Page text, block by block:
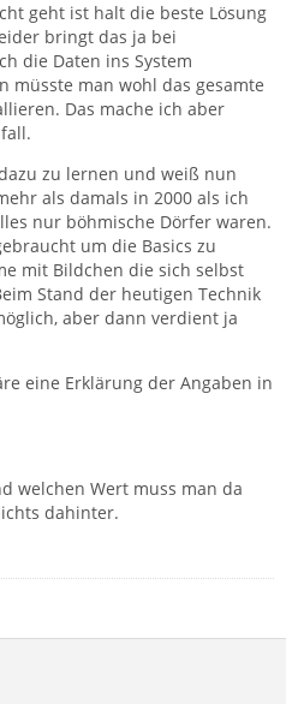
geht ist halt die beste Lösung
bringt das ja bei
die Daten ins System
müsste man wohl das gesamte
Das mache ich aber
zu lernen und weiß nun
als damals in 2000 als ich
nur böhmische Dörfer waren.
um die Basics zu
mit Bildchen die sich selbst
Stand der heutigen Technik
aber dann verdient ja
eine Erklärung der Angaben in
welchen Wert muss man da
dahinter.